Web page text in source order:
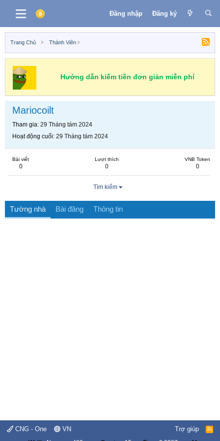
Đăng nhập Đăng ký
Trang Chủ Thành Viên
Hướng dẫn kiếm tiền đơn giản miễn phí
Mariocoilt
Tham gia 29 Tháng tám 2024
Hoạt động cuối 29 Tháng tám 2024
Bài viết
0
Lượt thích
0
VNB Token
0
Tìm kiếm
Tường nhà Bài đăng Thông tin
CNG - One VN Trợ giúp
R